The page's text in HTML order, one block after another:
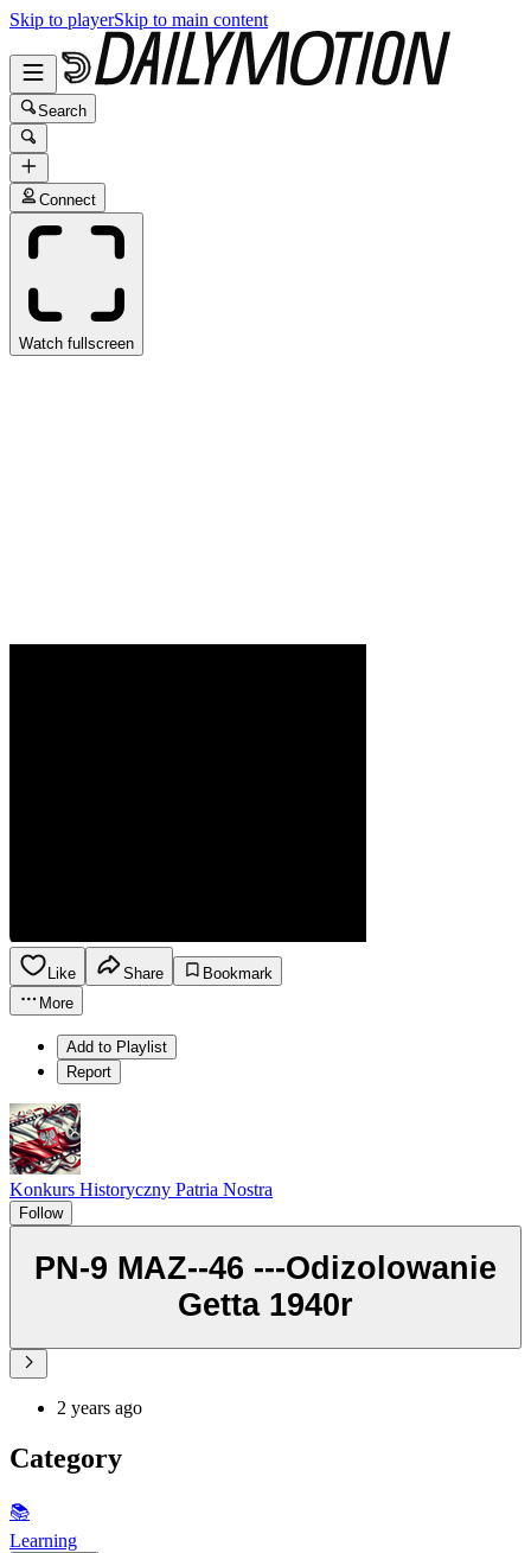
Skip to playerSkip to main content
Search
Connect
Watch fullscreen
Like Share
Bookmark
More
Add to Playlist
Report
Konkurs Historyczny Patria Nostra
Follow
PN-9 MAZ--46 ---Odizolowanie
Getta 1940r
2 years ago
Category
📚
Learning